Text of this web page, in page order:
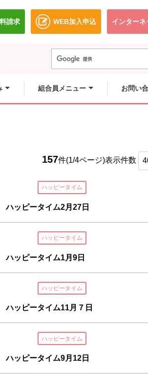
請求
のウィンドウで開きます。
WEB加入申込
別のウィンドウで開きます
インター
組合員メニュー お問い
157件(1/4ページ)表示件数
ハッピータイム
ッピータイム2月27日
ハッピータイム
ッピータイム1月9日
ハッピータイム
ッピータイム11月７日
ハッピータイム
ッピータイム9月12日